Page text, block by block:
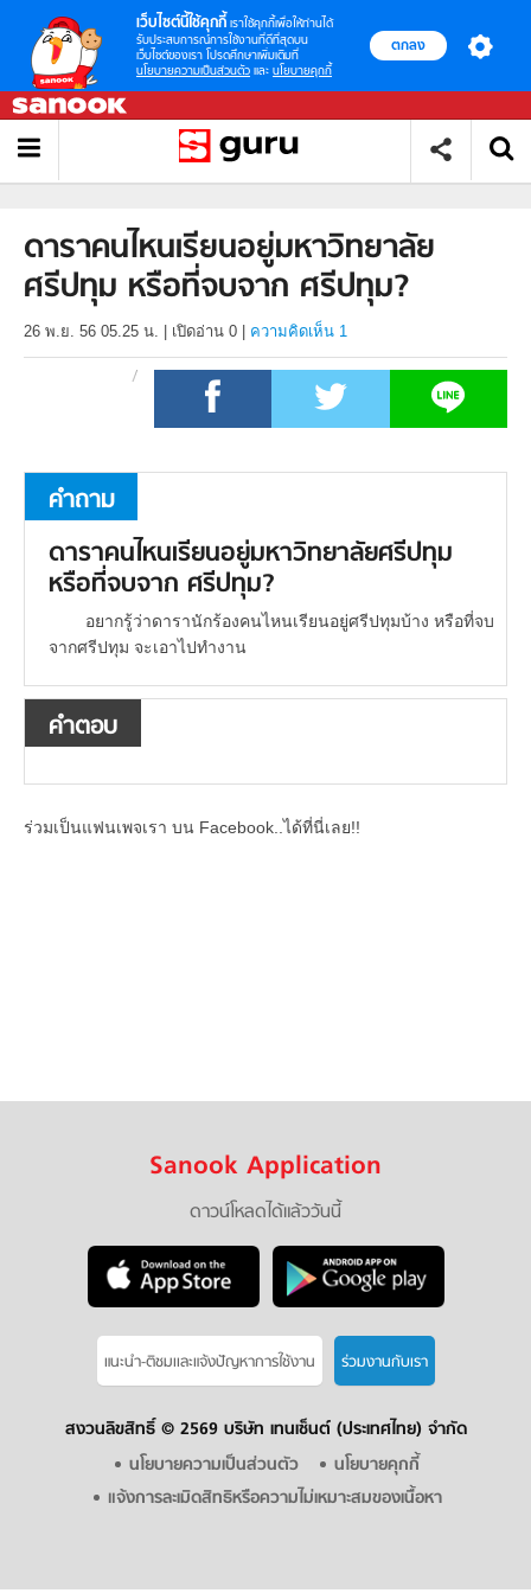
เว็บไซต์นี้ใช้คุกกี้ เราใช้คุกกี้เพื่อให้ท่านได้
รับประสบการณ์การใช้งานที่ดีที่สุดบน
เว็บไซต์ของเรา โปรดศึกษาเพิ่มเติมที่
นโยบายความเป็นส่วนตัว และ นโยบายคุกกี้
ตกลง
ดาราคนไหนเรียนอยู่มหาวิทยาลัย
ศรีปทุม หรือที่จบจาก ศรีปทุม?
26 พ.ย. 56 05.25 น. เปิดอ่าน 0 ความคิดเห็น 1
คำถาม
ดาราคนไหนเรียนอยู่มหาวิทยาลัยศรีปทุม
หรือที่จบจาก ศรีปทุม?
อยากรู้ว่าดารานักร้องคนไหนเรียนอยู่ศรีปทุมบ้าง หรือที่จบ
จากศรีปทุม จะเอาไปทำงาน
คำตอบ
ร่วมเป็นแฟนเพจเรา บน Facebook..ได้ที่นี่เลย!!
Sanook Application
ดาวน์โหลดได้แล้ววันนี้
แนะนำ-ติชมเเละแจ้งปัญหาการใช้งาน ร่วมงานกับเรา
สงวนลิขสิทธิ์ © 2569 บริษัท เทนเซ็นต์ (ประเทศไทย) จำกัด
นโยบายความเป็นส่วนตัว
นโยบายคุกกี้
แจ้งการละเมิดสิทธิหรือความไม่เหมาะสมของเนื้อหา